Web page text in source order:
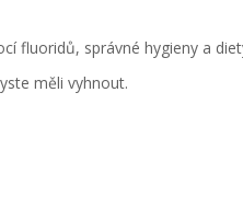
fluoridů, správné hygieny a
měli vyhnout.